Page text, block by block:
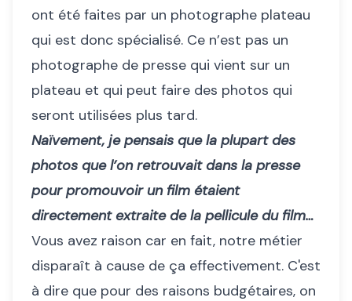
ont été faites par un photographe plateau
qui est donc spécialisé. Ce n’est pas un
photographe de presse qui vient sur un
plateau et qui peut faire des photos qui
seront utilisées plus tard.
Naïvement, je pensais que la plupart des
photos que l’on retrouvait dans la presse
pour promouvoir un film étaient
directement extraite de la pellicule du film…
Vous avez raison car en fait, notre métier
disparaît à cause de ça effectivement. C'est
à dire que pour des raisons budgétaires, on